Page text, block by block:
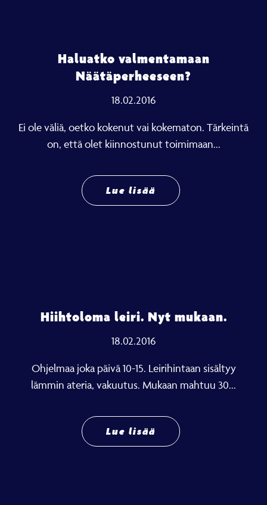
Haluatko valmentamaan
Näätäperheeseen?
18.02.2016
Ei ole väliä, oetko kokenut vai kokematon. Tärkeintä
on, että olet kiinnostunut toimimaan...
Lue lisää
Hiihtoloma leiri. Nyt mukaan.
18.02.2016
Ohjelmaa joka päivä 10-15. Leirihintaan sisältyy
lämmin ateria, vakuutus. Mukaan mahtuu 30...
Lue lisää